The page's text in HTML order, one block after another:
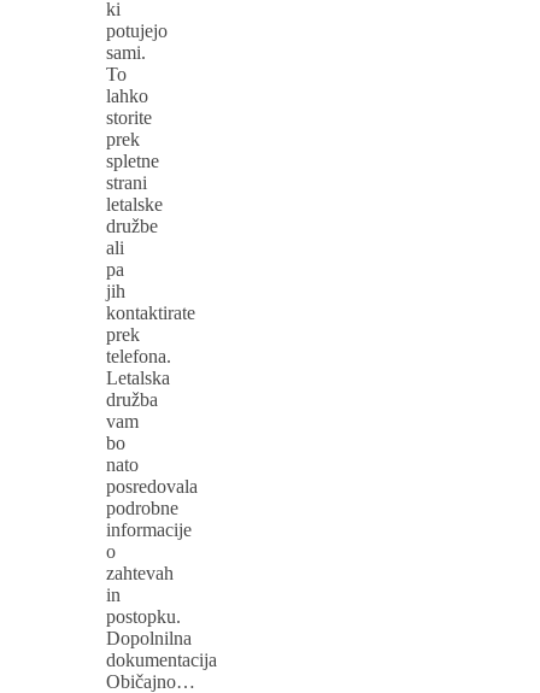
ki
potujejo
sami.
To
lahko
storite
prek
spletne
strani
letalske
družbe
ali
pa
jih
kontaktirate
prek
telefona.
Letalska
družba
vam
bo
nato
posredovala
podrobne
informacije
o
zahtevah
in
postopku.
Dopolnilna
dokumentacija
Običajno…